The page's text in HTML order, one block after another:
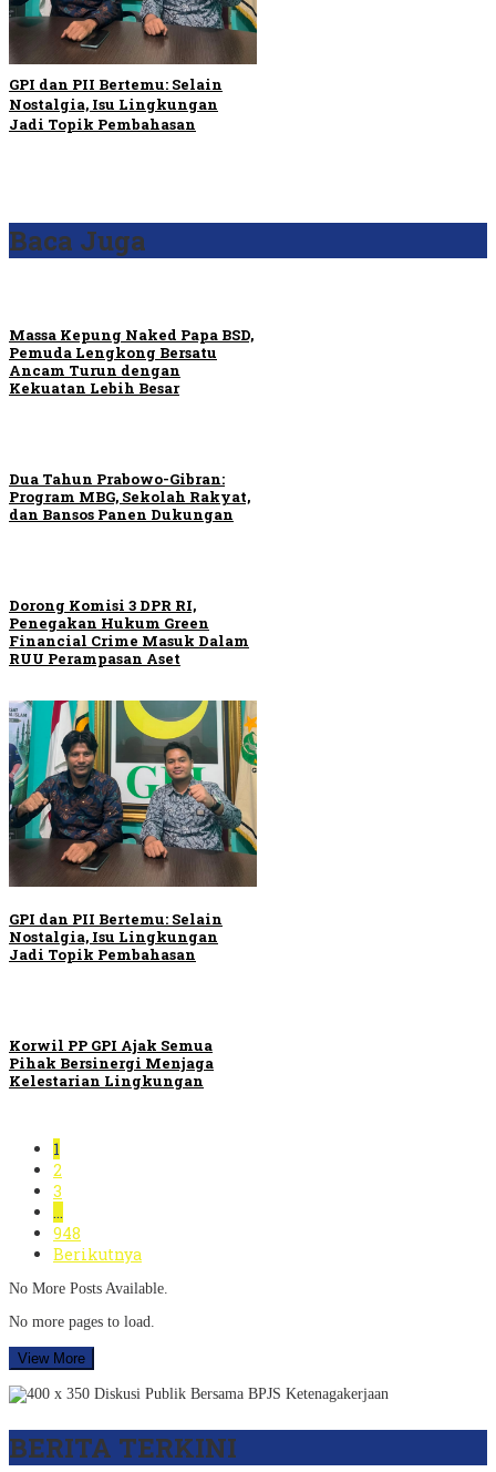
GPI dan PII Bertemu: Selain
Nostalgia, Isu Lingkungan
Jadi Topik Pembahasan
Baca Juga
Massa Kepung Naked Papa BSD,
Pemuda Lengkong Bersatu
Ancam Turun dengan
Kekuatan Lebih Besar
Dua Tahun Prabowo-Gibran:
Program MBG, Sekolah Rakyat,
dan Bansos Panen Dukungan
Dorong Komisi 3 DPR RI,
Penegakan Hukum Green
Financial Crime Masuk Dalam
RUU Perampasan Aset
GPI dan PII Bertemu: Selain
Nostalgia, Isu Lingkungan
Jadi Topik Pembahasan
Korwil PP GPI Ajak Semua
Pihak Bersinergi Menjaga
Kelestarian Lingkungan
1
2
3
…
948
Berikutnya
No More Posts Available.
No more pages to load.
View More
BERITA TERKINI